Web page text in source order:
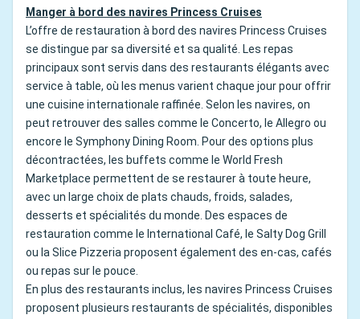
Manger à bord des navires Princess Cruises
L’offre de restauration à bord des navires Princess Cruises
se distingue par sa diversité et sa qualité. Les repas
principaux sont servis dans des restaurants élégants avec
service à table, où les menus varient chaque jour pour offrir
une cuisine internationale raffinée. Selon les navires, on
peut retrouver des salles comme le Concerto, le Allegro ou
encore le Symphony Dining Room. Pour des options plus
décontractées, les buffets comme le World Fresh
Marketplace permettent de se restaurer à toute heure,
avec un large choix de plats chauds, froids, salades,
desserts et spécialités du monde. Des espaces de
restauration comme le International Café, le Salty Dog Grill
ou la Slice Pizzeria proposent également des en-cas, cafés
ou repas sur le pouce.
En plus des restaurants inclus, les navires Princess Cruises
proposent plusieurs restaurants de spécialités, disponibles